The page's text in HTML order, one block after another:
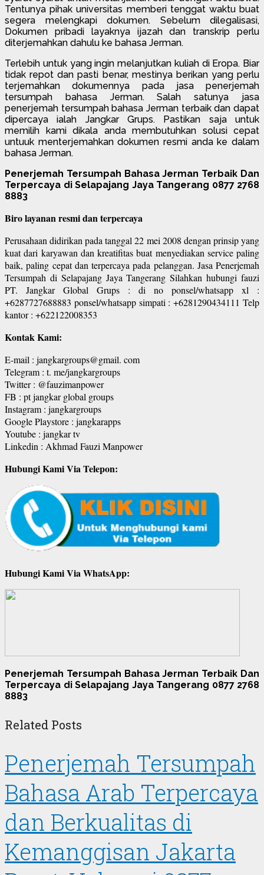
Tentunya pihak universitas memberi tenggat waktu buat
segera melengkapi dokumen. Sebelum dilegalisasi,
Dokumen pribadi layaknya ijazah dan transkrip perlu
diterjemahkan dahulu ke bahasa Jerman.
Terlebih untuk yang ingin melanjutkan kuliah di Eropa. Biar
tidak repot dan pasti benar, mestinya berikan yang perlu
terjemahkan dokumennya pada jasa penerjemah
tersumpah bahasa Jerman. Salah satunya jasa
penerjemah tersumpah bahasa Jerman terbaik dan dapat
dipercaya ialah Jangkar Grups. Pastikan saja untuk
memilih kami dikala anda membutuhkan solusi cepat
untuuk menterjemahkan dokumen resmi anda ke dalam
bahasa Jerman.
Penerjemah Tersumpah Bahasa Jerman Terbaik Dan
Terpercaya di Selapajang Jaya Tangerang 0877 2768
8883
Biro layanan resmi dan terpercaya
Perusahaan didirikan pada tanggal 22 mei 2008 dengan prinsip yang
kuat dari karyawan dan kreatifitas buat menyediakan service paling
baik, paling cepat dan terpercaya pada pelanggan. Jasa Penerjemah
Tersumpah di Selapajang Jaya Tangerang Silahkan hubungi fauzi
PT. Jangkar Global Grups : di no ponsel/whatsapp xl :
+6287727688883 ponsel/whatsapp simpati : +6281290434111 Telp
kantor : +622122008353
Kontak Kami:
E-mail : jangkargroups@gmail. com
Telegram : t. me/jangkargroups
Twitter : @fauzimanpower
FB : pt jangkar global groups
Instagram : jangkargroups
Google Playstore : jangkarapps
Youtube : jangkar tv
Linkedin : Akhmad Fauzi Manpower
Hubungi Kami Via Telepon:
Hubungi Kami Via WhatsApp:
Penerjemah Tersumpah Bahasa Jerman Terbaik Dan
Terpercaya di Selapajang Jaya Tangerang 0877 2768
8883
Related Posts
Penerjemah Tersumpah
Bahasa Arab Terpercaya
dan Berkualitas di
Kemanggisan Jakarta